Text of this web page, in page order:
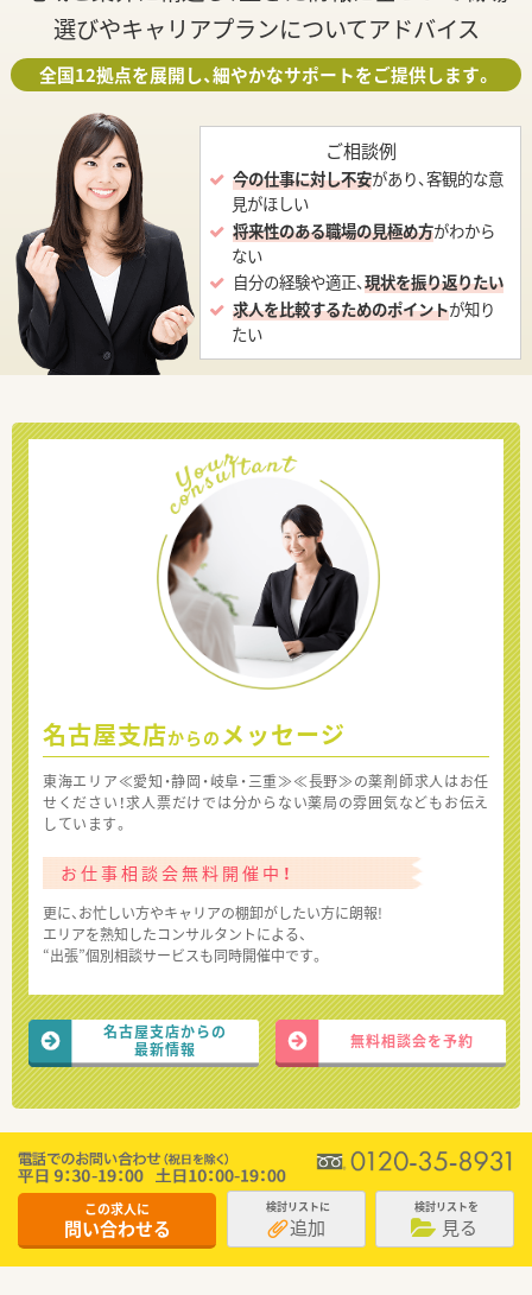
選びやキャリアプランについてアドバイス
全国12拠点を展開し、細やかなサポートをご提供します。
ご相談例
今の仕事に対し不安があり、客観的な意
見がほしい
将来性のある職場の見極め方がわから
ない
自分の経験や適正、現状を振り返りたい
求人を比較するためのポイントが知り
たい
名古屋支店からの メッセージ
東海エリア≪愛知・静岡・岐阜・三重≫≪長野≫の薬剤師求人はお任
せください！求人票だけでは分からない薬局の雰囲気などもお伝え
しています。
お仕事相談会無料開催中！
更に、お忙しい方やキャリアの棚卸がしたい方に朗報!
エリアを熟知したコンサルタントによる、
“出張”個別相談サービスも同時開催中です。
名古屋支店からの
最新情報
無料相談会を予約
この求人に
問い合わせる
検討リストに
追加
検討リストを
見る